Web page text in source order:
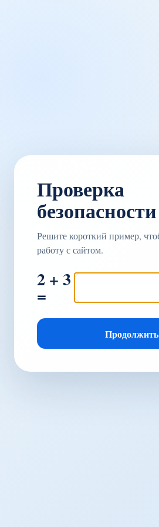
Проверка
безопасности
Решите короткий пример,
работу с сайтом.
2 + 3
=
Продолжить